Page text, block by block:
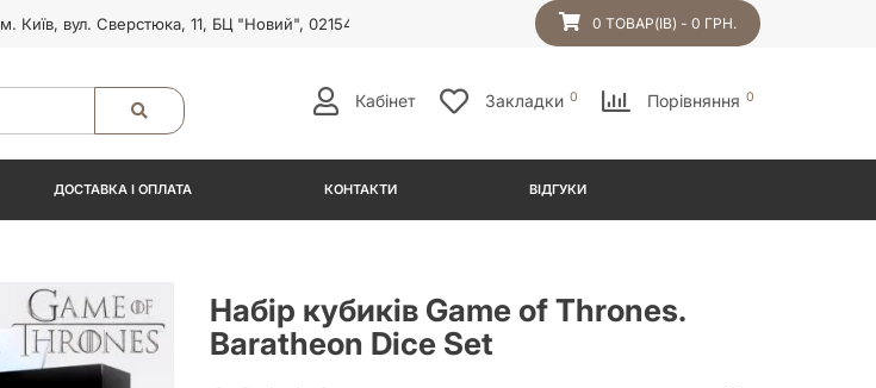
м. Київ, вул. Сверстюка, 11, БЦ "Новий", 02154 0 ТОВАР(ІВ) - 0 ГРН.
Кабінет Закладки 0 Порівняння 0
ДОСТАВКА І ОПЛАТА КОНТАКТИ ВІДГУКИ
Набір кубиків Game of Thrones.
Baratheon Dice Set